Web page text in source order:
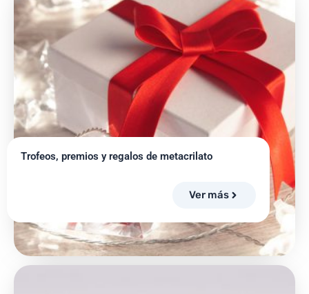
Trofeos, premios y regalos de metacrilato
Ver más